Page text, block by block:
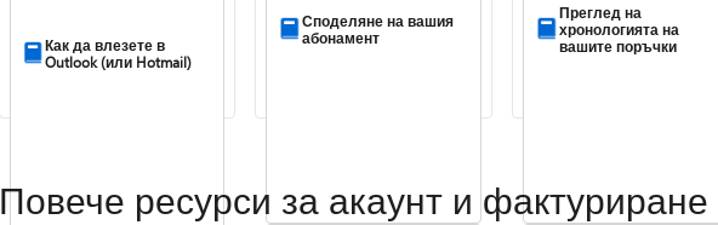
Как да влезете в
Outlook (или Hotmail)
Споделяне на вашия
абонамент
Преглед на
хронологията на
вашите поръчки
Повече ресурси за акаунт и фактуриране